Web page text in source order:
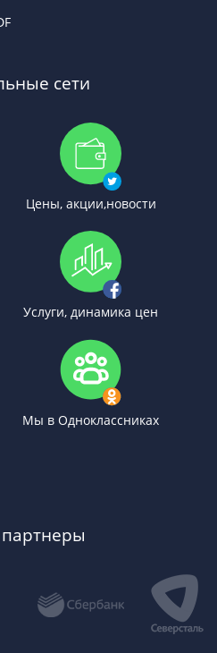
сети
Цены, акции,новости
Услуги, динамика цен
Мы в Одноклассниках